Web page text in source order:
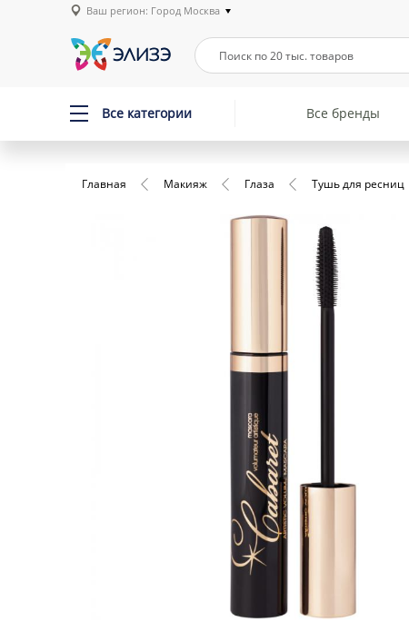
Ваш регион: Город Москва
Все категории Все бренды
Главная Макияж Глаза Тушь для ресниц